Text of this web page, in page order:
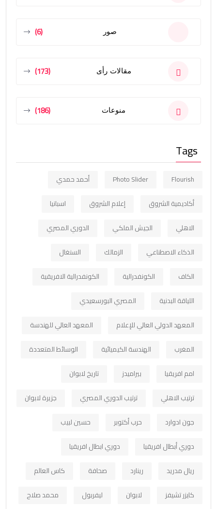
صور (6)
مقالات رأى (173)
منوعات (186)
Tags
Flourish
Photo Slider
أحمد حمدي
أكاديمية الشروق
إعلام الشروق
اسبانيا
الاهلي
الجيش الملكي
الدوري المصري
الذكاء الاصطناعي
الزمالك
السنغال
الكاف
الكونفدرالية
الكونفدرالية الافريقية
اللياقة البدنية
المصري البورسعيدي
المعهد الدولي العالي للإعلام
المعهد العالي للهندسة
المغرب
الهندسة الكيميائية
الوسائط المتعددة
امم افريقيا
بيراميدز
تاريخ لابوان
ترتيب الاهلي
ترتيب الدوري المصري
جزيرة لابوان
جون ادوارد
حرب أكتوبر
حسين لبيب
دوري أبطال افريقيا
دوري ابطال افريقيا
ريال مدريد
رينارد صحافة
كاس العالم
كايزر تشيفز
لابوان ليفربول محمد صلاح